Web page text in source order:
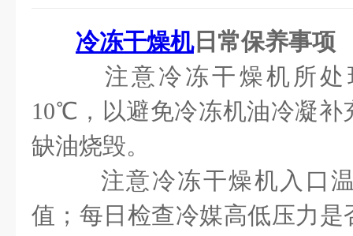
冷冻干燥机日常保养事项
注意冷冻干燥机所
10℃，以避免冷冻机油冷凝补
缺油烧毁。
注意冷冻干燥机入口
值；每日检查冷媒高低压力